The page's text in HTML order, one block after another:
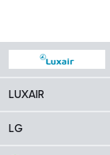
LUXAIR
LG